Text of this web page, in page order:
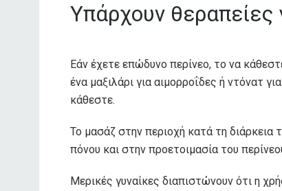
Υπάρχουν θεραπείες
Εάν έχετε επώδυνο περίνεο, το να
ένα μαξιλάρι για αιμορροΐδες ή ντόνατ
κάθεστε.
Το μασάζ στην περιοχή κατά τη διάρκεια
πόνου και στην προετοιμασία του
Μερικές γυναίκες διαπιστώνουν ότι η